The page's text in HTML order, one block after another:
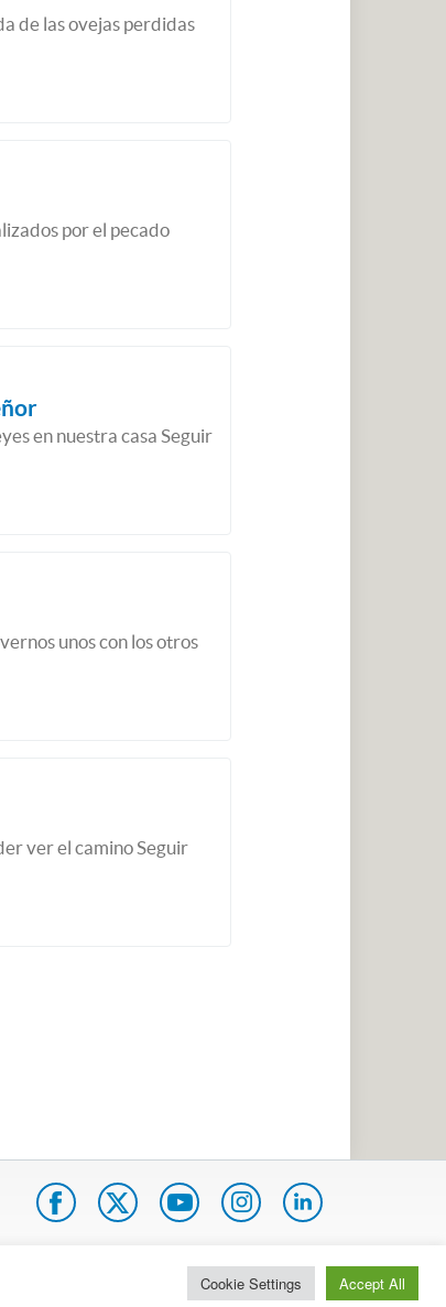
de las ovejas perdidas
por el pecado
en nuestra casa Seguir
unos con los otros
ver el camino Seguir
Cookie Settings Accept All